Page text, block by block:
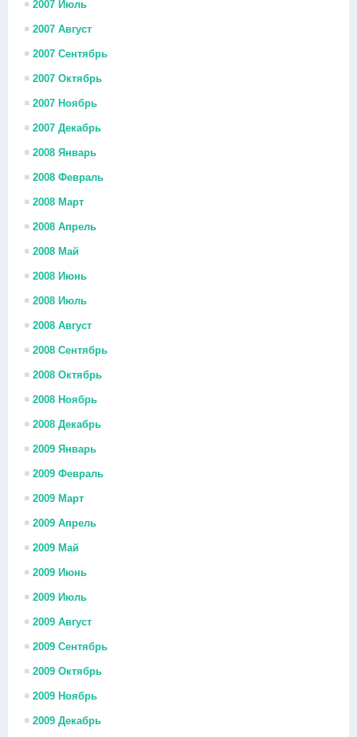
2007 Июль
2007 Август
2007 Сентябрь
2007 Октябрь
2007 Ноябрь
2007 Декабрь
2008 Январь
2008 Февраль
2008 Март
2008 Апрель
2008 Май
2008 Июнь
2008 Июль
2008 Август
2008 Сентябрь
2008 Октябрь
2008 Ноябрь
2008 Декабрь
2009 Январь
2009 Февраль
2009 Март
2009 Апрель
2009 Май
2009 Июнь
2009 Июль
2009 Август
2009 Сентябрь
2009 Октябрь
2009 Ноябрь
2009 Декабрь